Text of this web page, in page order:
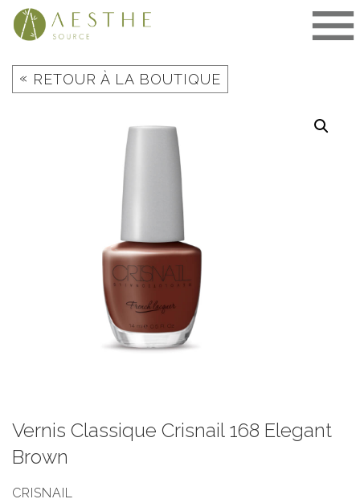
Aller
« RETOUR À LA BOUTIQUE
Vernis Classique Crisnail 168 Elegant
Brown
CRISNAIL